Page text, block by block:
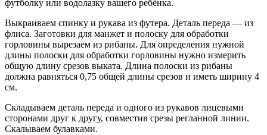
футболку или водолазку вашего ребёнка.
Выкраиваем спинку и рукава из футера. Деталь переда — из
флиса. Заготовки для манжет и полоску для обработки
горловины вырезаем из рибаны. Для определения нужной
длины полоски для обработки горловины нужно измерить
общую длину срезов выката. Длина полоски из рибаны
должна равняться 0,75 общей длины срезов и иметь ширину 4
см.
Складываем деталь переда и одного из рукавов лицевыми
сторонами друг к другу, совместив срезы регланной линии.
Скалываем булавками.